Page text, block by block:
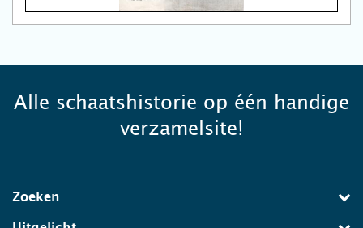
Alle schaatshistorie op één handige
verzamelsite!
Zoeken